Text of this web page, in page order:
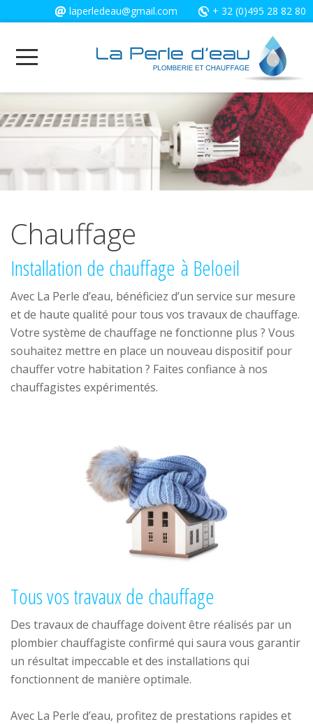
+ 32 (0)495 28 82 80
laperledeau@gmail.com
Chauffage
Installation de chauffage à Beloeil
Avec La Perle d’eau, bénéficiez d’un service sur mesure
et de haute qualité pour tous vos travaux de chauffage.
Votre système de chauffage ne fonctionne plus ? Vous
souhaitez mettre en place un nouveau dispositif pour
chauffer votre habitation ? Faites confiance à nos
chauffagistes expérimentés.
Tous vos travaux de chauffage
Des travaux de chauffage doivent être réalisés par un
plombier chauffagiste confirmé qui saura vous garantir
un résultat impeccable et des installations qui
fonctionnent de manière optimale.
Avec La Perle d’eau, profitez de prestations rapides et
Cookies management panel